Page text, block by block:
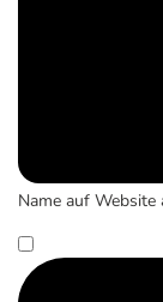
Name auf Website